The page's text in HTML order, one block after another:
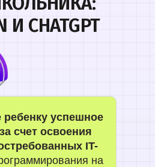
И CHATGPT
ребенку успешное
счет освоения
IT-
на